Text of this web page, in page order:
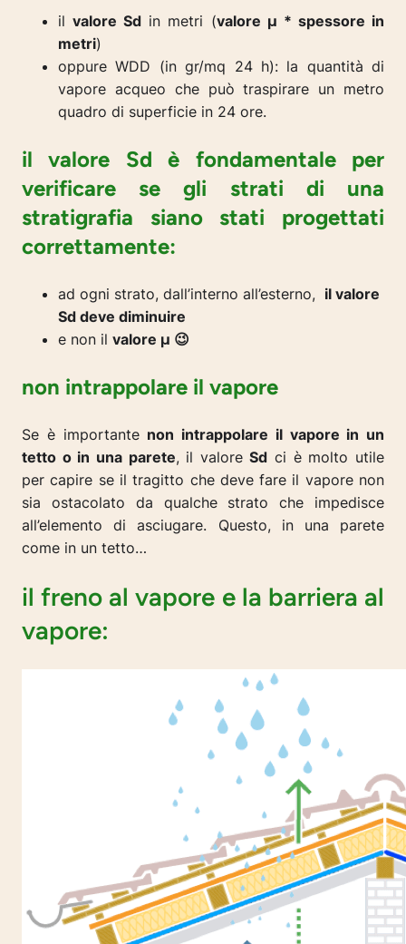
ilvalore Sd in metri (valore µ * spessore in
metri)
oppure WDD (in gr/mq 24 h): la quantità di
vapore acqueo che può traspirare un metro
quadro di superficie in 24 ore.
il valore Sd è fondamentale per
verificare se gli strati di una
stratigrafia siano stati progettati
correttamente:
ad ogni strato, dall’interno all’esterno, il valore
Sd deve diminuire
e non il valore µ 😉
non intrappolare il vapore
Se è importante non intrappolare il vapore in un
tetto o in una parete, il valoreSd ci è molto utile
per capire se il tragitto che deve fare il vapore non
sia ostacolato da qualche strato che impedisce
all’elemento di asciugare. Questo, in una parete
come in un tetto…
il freno al vapore e la barriera al
vapore: